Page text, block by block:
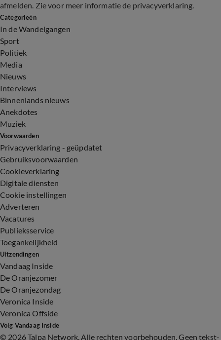
afmelden. Zie voor meer informatie de privacyverklaring.
Categorieën
In de Wandelgangen
Sport
Politiek
Media
Nieuws
Interviews
Binnenlands nieuws
Anekdotes
Muziek
Voorwaarden
Privacyverklaring - geüpdatet
Gebruiksvoorwaarden
Cookieverklaring
Digitale diensten
Cookie instellingen
Adverteren
Vacatures
Publieksservice
Toegankelijkheid
Uitzendingen
Vandaag Inside
De Oranjezomer
De Oranjezondag
Veronica Inside
Veronica Offside
Volg Vandaag Inside
© 2026 Talpa Network. Alle rechten voorbehouden. Geen tekst-